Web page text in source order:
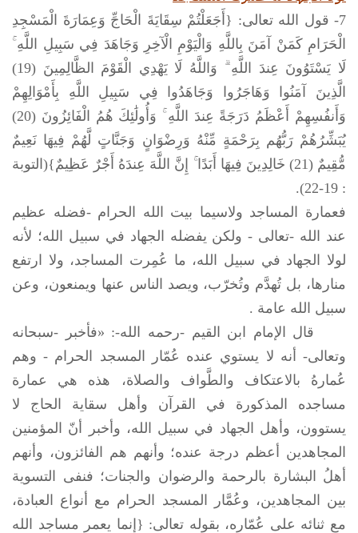
7- قول الله تعالى: {أَجَعَلْتُمْ سِقَايَةَ الْحَاجِّ وَعِمَارَةَ الْمَسْجِدِ
الْحَرَامِ كَمَنْ آمَنَ بِاللَّهِ وَالْيَوْمِ الْآخِرِ وَجَاهَدَ فِي سَبِيلِ اللَّهِ ۚ
لَا يَسْتَوُونَ عِندَ اللَّهِ ۗ وَاللَّهُ لَا يَهْدِي الْقَوْمَ الظَّالِمِينَ (19)
الَّذِينَ آمَنُوا وَهَاجَرُوا وَجَاهَدُوا فِي سَبِيلِ اللَّهِ بِأَمْوَالِهِمْ
وَأَنفُسِهِمْ أَعْظَمُ دَرَجَةً عِندَ اللَّهِ ۚ وَأُولَٰئِكَ هُمُ الْفَائِزُونَ (20)
يُبَشِّرُهُمْ رَبُّهُم بِرَحْمَةٍ مِّنْهُ وَرِضْوَانٍ وَجَنَّاتٍ لَّهُمْ فِيهَا نَعِيمٌ
مُّقِيمٌ (21) خَالِدِينَ فِيهَا أَبَدًا ۚ إِنَّ اللَّهَ عِندَهُ أَجْرٌ عَظِيمٌ}(التوبة
: 19-22).
فعمارة المساجد ولاسيما بيت الله الحرام -فضله عظيم
عند الله -تعالى - ولكن يفضله الجهاد في سبيل الله؛ لأنه
لولا الجهاد في سبيل الله، ما عُمِرت المساجد، ولا ارتفع
منارها، بل تُهدَّم وتُخرّب، ويصد الناس عنها ويمنعون، وعن
سبيل الله عامة .
قال الإمام ابن القيم -رحمه الله-: «فأخبر -سبحانه
وتعالى- أنه لا يستوي عنده عُمّار المسجد الحرام - وهم
عُمارهُ بالاعتكاف والطَّواف والصلاة، هذه هي عمارة
مساجده المذكورة في القرآن وأهل سقاية الحاج لا
يستوون، وأهل الجهاد في سبيل الله، وأخبر أنّ المؤمنين
المجاهدين أعظم درجة عنده؛ وأنهم هم الفائزون، وأنهم
أهلُ البشارة بالرحمة والرضوان والجنات؛ فنفى التسوية
بين المجاهدين، وعُمَّار المسجد الحرام مع أنواع العبادة،
مع ثنائه على عُمّاره، بقوله تعالى: {إنما يعمر مساجد الله